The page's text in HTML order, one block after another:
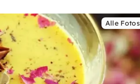
Alle Fotos